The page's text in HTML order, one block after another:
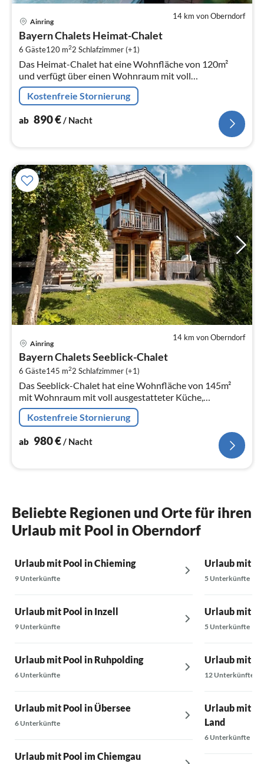
14 km von Oberndorf
Ainring
Bayern Chalets Heimat-Chalet
6 Gäste120 m22 Schlafzimmer (+1)
Das Heimat-Chalet hat eine Wohnfläche von 120m²
und verfügt über einen Wohnraum mit voll
ausgestatteter Küche, ein Schlafzimmer im Parterre, ein
grosses Badezimmer mit DU/WC, ein s...
Kostenfreie Stornierung
ab 890€/ Nacht
14 km von Oberndorf
Ainring
Bayern Chalets Seeblick-Chalet
6 Gäste145 m22 Schlafzimmer (+1)
Das Seeblick-Chalet hat eine Wohnfläche von 145m²
mit Wohnraum mit voll ausgestatteter Küche,
Zirbenholz-Schlafzimmer im Parterre, grossem
Badezimmer im Parterre, separates Schlafz...
Kostenfreie Stornierung
ab 980€/ Nacht
Beliebte Regionen und Orte für ihren
Urlaub mit Pool in Oberndorf
Urlaub mit Pool in Chieming
9 Unterkünfte
Urlaub mit Pool in Inzell
9 Unterkünfte
Urlaub mit Pool in Ruhpolding
6 Unterkünfte
Urlaub mit Pool in Übersee
6 Unterkünfte
Urlaub mit Pool im Chiemgau
Urlaub mit
5 Unterkünfte
Urlaub mit
5 Unterkünfte
Urlaub mit
12 Unterkünfte
Urlaub mit
Land
6 Unterkünfte